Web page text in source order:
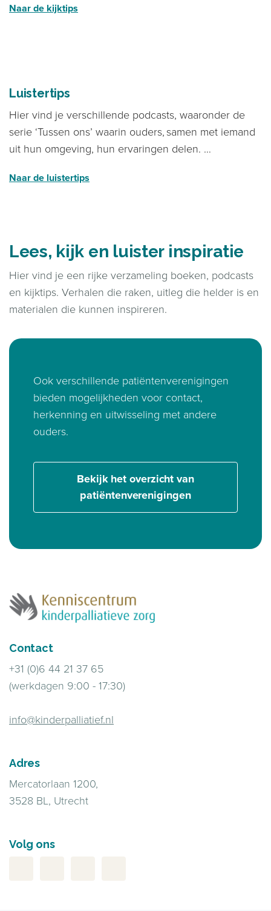
Naar de kijktips
Luistertips
Hier vind je verschillende podcasts, waaronder de
serie ‘Tussen ons’ waarin ouders, samen met iemand
uit hun omgeving, hun ervaringen delen.
Naar de luistertips
Lees, kijk en luister inspiratie
Hier vind je een rijke verzameling boeken, podcasts
en kijktips. Verhalen die raken, uitleg die helder is en
materialen die kunnen inspireren.
Ook verschillende patiëntenverenigingen
bieden mogelijkheden voor contact,
herkenning en uitwisseling met andere
ouders.
Bekijk het overzicht van
patiëntenverenigingen
Contact
+31 (0)6 44 21 37 65
(werkdagen 9:00 - 17:30)
info@kinderpalliatief.nl
Adres
Mercatorlaan 1200,
3528 BL, Utrecht
Volg ons